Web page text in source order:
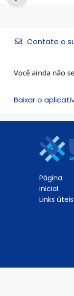
Contate o
Você ainda não
Baixar o
Página
inicial
Links úteis